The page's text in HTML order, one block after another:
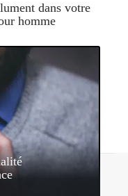
dans votre
homme
Sitemap